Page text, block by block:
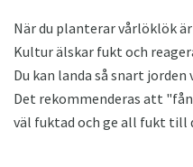
När du planterar vårlöklök
Kultur älskar fukt och
Du kan landa så snart
Det rekommenderas att
väl fuktad och ge all fukt till